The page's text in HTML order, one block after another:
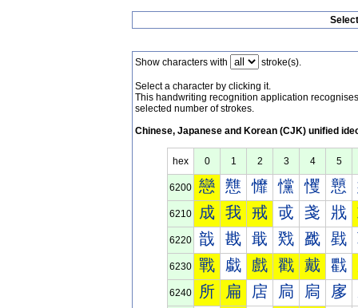
Show characters with stroke(s).
Select a character by clicking it.
This handwriting recognition application
selected number of strokes.
Chinese, Japanese and Korean (CJK) unified
hex 0 1 2 3 4 5
6200 戀 戁 戂 戃 戄 戅
6210 成 我 戒 戓 戔 戕
6220 戠 戡 戢 戣 戤 戥
6230 戰 戱 戲 戳 戴 戵
6240 所 扁 扂 扃 扄 扅